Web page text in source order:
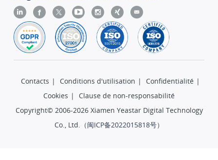
Contacts | Conditions d'utilisation | Confidentialité |
Cookies |
Clause de non-responsabilité
Copyright© 2006-2026 Xiamen Yeastar Digital Technology
Co., Ltd.（闽ICP备2022015818号）